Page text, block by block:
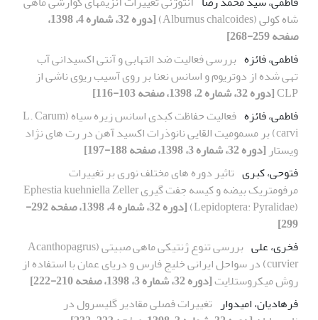
شاه کولی (Alburnus chalcoides)
[دوره 32، شماره 4، 1398،
صفحه 259-268]
فاطمی، فائزه بررسی فعالیت ضد التهابی و آنتی اکسیدانی آب
تهی شده از دوتریوم و اسانس نعنا بر روی آسیب ریوی ناشی از
CLP[دوره 32، شماره 2، 1398، صفحه 103-116]
فاطمی، فائزه
فعالیت حفاظت کبدی اسانس زیره سیاه (L. Carum
carvi) بر مسمومیت القایی نانوذرات اکسید آهن در رت های نژاد
ویستار [دوره 32، شماره 3، 1398، صفحه 188-197]
فتوحی، کبری تاثیر دوره های مختلف نوری بر تغییرات
مرفومتریک بیضه و کیسه جفت گیری Ephestia kuehniella Zeller
(Lepidoptera: Pyralidae)
[دوره 32، شماره 4، 1398، صفحه 292-
299]
فخری، علی
بررسی تنوع ژنتیکی ماهی صبیتی (Acanthopagrus
curvier) در سواحل ایرانی خلیج فارس و دریای عمان با استفاده از
روش میکروستلایت[دوره 32، شماره 3، 1398، صفحه 210-222]
فرهادیان، امیدوار تغییرات فصلی مقادیر گلیسرول در